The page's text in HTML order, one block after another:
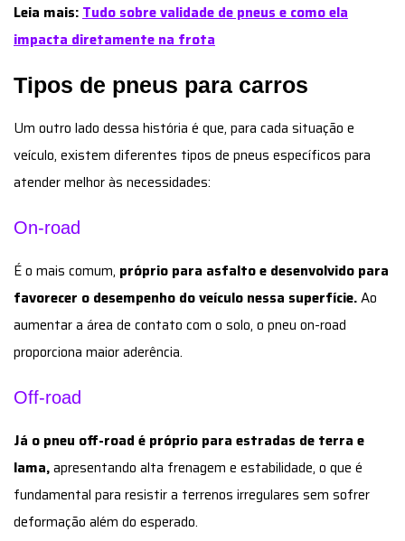
Leia mais: Tudo sobre validade de pneus e como ela
impacta diretamente na frota
Tipos de pneus para carros
Um outro lado dessa história é que, para cada situação e
veículo, existem diferentes tipos de pneus específicos para
atender melhor às necessidades:
On-road
É o mais comum, próprio para asfalto e desenvolvido para
favorecer o desempenho do veículo nessa superfície.Ao
aumentar a área de contato com o solo, o pneu on-road
proporciona maior aderência.
Off-road
Já o pneu off-road é próprio para estradas de terra e
lama,apresentando alta frenagem e estabilidade, o que é
fundamental para resistir a terrenos irregulares sem sofrer
deformação além do esperado.